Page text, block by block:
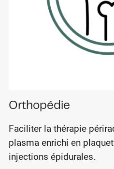
Orthopédie
Faciliter la thérapie
plasma enrichi en
injections épidurales.